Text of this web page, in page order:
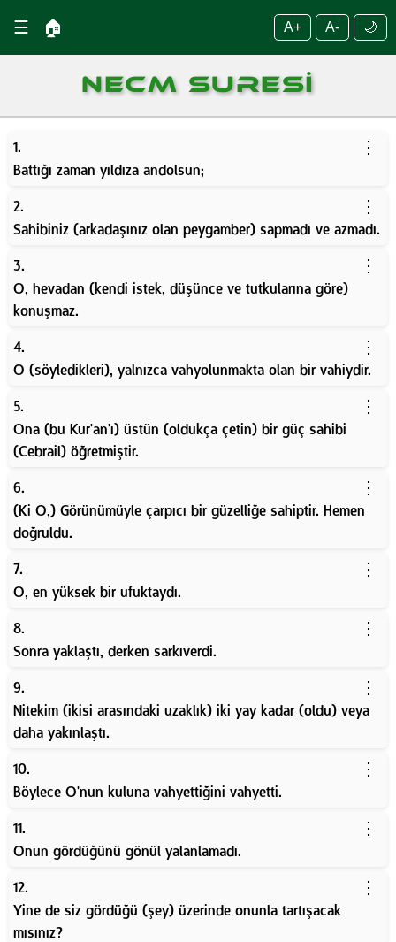
☰ 🏠 A+ A- 🌙
NECM SURESI
1. ⋮
Battığı zaman yıldıza andolsun;
2. ⋮
Sahibiniz (arkadaşınız olan peygamber) sapmadı ve azmadı.
3. ⋮
O, hevadan (kendi istek, düşünce ve tutkularına göre)
konuşmaz.
4. ⋮
O (söyledikleri), yalnızca vahyolunmakta olan bir vahiydir.
5. ⋮
Ona (bu Kur'an'ı) üstün (oldukça çetin) bir güç sahibi
(Cebrail) öğretmiştir.
6. ⋮
(Ki O,) Görünümüyle çarpıcı bir güzelliğe sahiptir. Hemen
doğruldu.
7. ⋮
O, en yüksek bir ufuktaydı.
8. ⋮
Sonra yaklaştı, derken sarkıverdi.
9. ⋮
Nitekim (ikisi arasındaki uzaklık) iki yay kadar (oldu) veya
daha yakınlaştı.
10. ⋮
Böylece O'nun kuluna vahyettiğini vahyetti.
11. ⋮
Onun gördüğünü gönül yalanlamadı.
12. ⋮
Yine de siz gördüğü (şey) üzerinde onunla tartışacak
mısınız?